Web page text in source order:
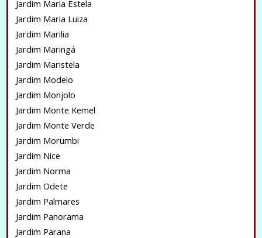
Jardim Maria Estela
Jardim Maria Luiza
Jardim Marilia
Jardim Maringá
Jardim Maristela
Jardim Modelo
Jardim Monjolo
Jardim Monte Kemel
Jardim Monte Verde
Jardim Morumbi
Jardim Nice
Jardim Norma
Jardim Odete
Jardim Palmares
Jardim Panorama
Jardim Parana